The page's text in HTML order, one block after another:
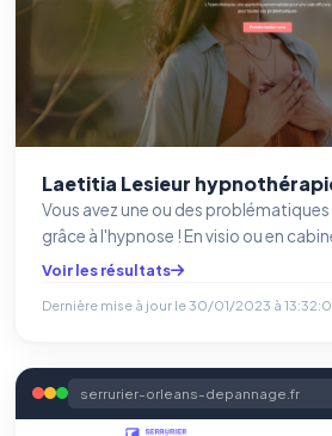
Laetitia Lesieur
Vous avez une ou des problématiques
grâce à l'hypnose ! En visio ou en
Voir les résultats
Dernière mise à jour le30/01/2023 à
serrurier-orleans-depannage.fr